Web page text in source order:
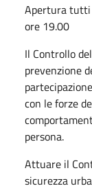
Apertura tutti
ore 19.00
Il Controllo
prevenzione
con le forze
persona.
Attuare il
sicurezza